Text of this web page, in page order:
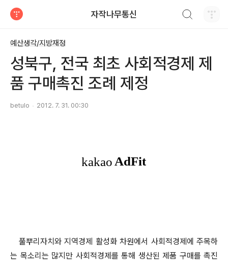
자작나무통신
예산생각/지방재정
성북구, 전국 최초 사회적경제 제
품 구매촉진 조례 제정
betulo 2012. 7. 31. 00:30
풀뿌리자치와 지역경제 활성화 차원에서 사회적경제에 주목하
는 목소리는 많지만 사회적경제를 통해 생산된 제품 구매를 촉진